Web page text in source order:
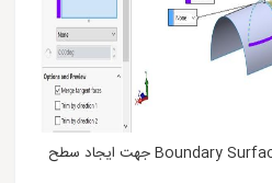
نحوه‌ی انتخاب‌ها در دستور Boundary Surface جهت ایجاد سطح